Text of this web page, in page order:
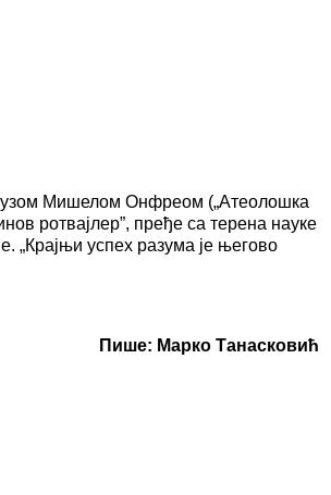
Мишелом Онфреом („Атеолошка
ротвајлер”, пређе са терена науке
„Крајњи успех разума је његово
Пише: Марко Танасковић